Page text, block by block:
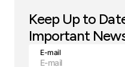
Keep Up to
Important
E-mail